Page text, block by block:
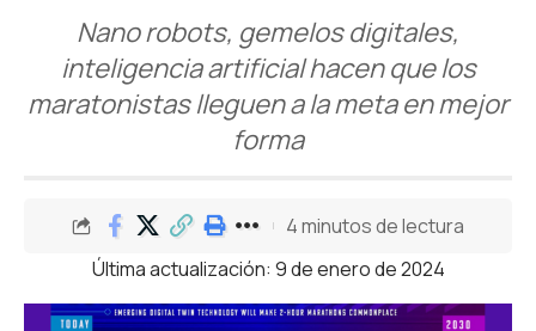
Nano robots, gemelos digitales,
inteligencia artificial hacen que los
maratonistas lleguen a la meta en mejor
forma
Última actualización: 9 de enero de 2024
4 minutos de lectura